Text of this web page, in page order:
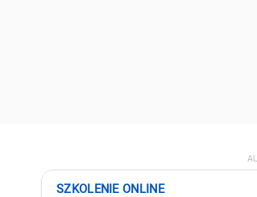
SZKOLENIE ONLINE